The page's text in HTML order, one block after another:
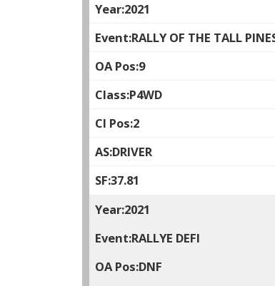
2021
RALLY OF THE TALL
9
P4WD
2
DRIVER
37.81
2021
RALLYE DEFI
DNF